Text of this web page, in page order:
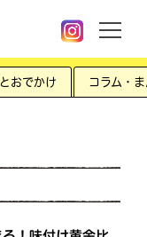
おでかけ コラム・